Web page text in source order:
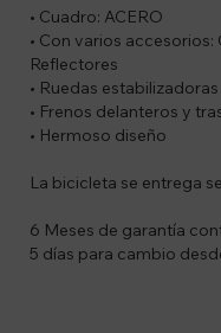
• Cuadro: ACERO
• Con varios
Reflectores
• Ruedas
• Frenos delanteros y
• Hermoso diseño
La bicicleta se entrega
6 Meses de garantía
5 días para cambio